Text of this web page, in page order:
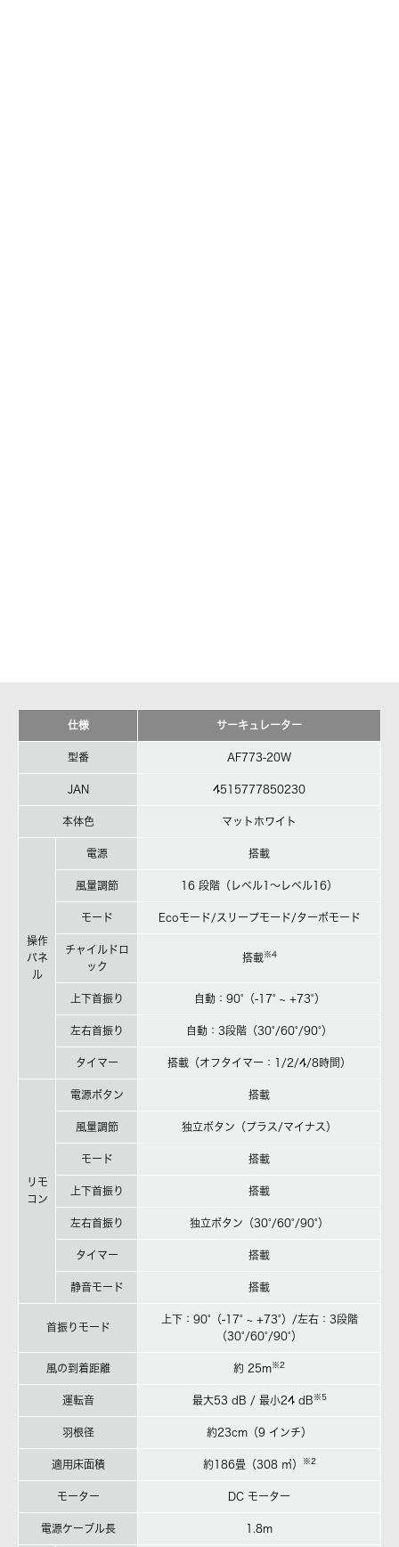
仕様 サーキュレーター
型番 AF773-20W
JAN 4515777850230
本体色 マットホワイト
操作
パネ
ル
電源 搭載
風量調節 16 段階（レベル1～レベル16）
モード Ecoモード/スリープモード/ターボモード
チャイルドロ
ック
搭載※4
上下首振り 自動：90°（-17° ~ +73°）
左右首振り 自動：3段階（30°/60°/90°）
タイマー 搭載（オフタイマー：1/2/4/8時間）
リモ
コン
電源ボタン 搭載
風量調節 独立ボタン（プラス/マイナス）
モード 搭載
上下首振り 搭載
左右首振り 独立ボタン（30°/60°/90°）
タイマー 搭載
静音モード 搭載
首振りモード
上下：90°（-17° ~ +73°）/左右：3段階
（30°/60°/90°）
風の到着距離 約 25m※2
運転音 最大53 dB / 最小24 dB ※5
羽根径 約23cm（9 インチ）
適用床面積 約186畳（308 ㎡） ※2
モーター DC モーター
電源ケーブル長 1.8m